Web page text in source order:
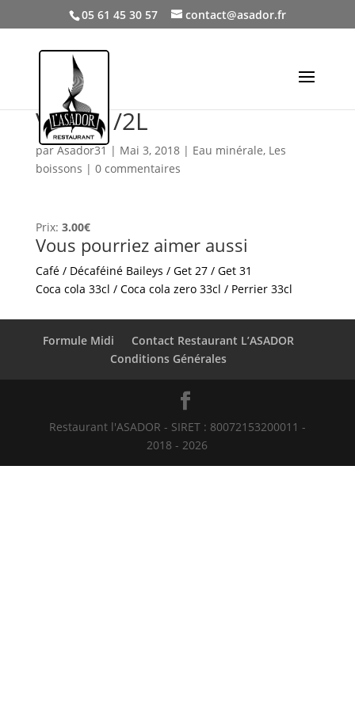
05 61 45 30 57 contact@asador.fr
Vittel 1/2L
parAsador31| Mai 3, 2018| Eau minérale, Les
boissons | 0 commentaires
Prix: 3.00€
Vous pourriez aimer aussi
Café / Décaféiné Baileys / Get 27 / Get 31
Coca cola 33cl / Coca cola zero 33cl / Perrier 33cl
Formule Midi
Contact Restaurant L’ASADOR
Conditions Générales
Restaurant l'ASADOR - SIRET : 80072153200011 -
2018 - 2026